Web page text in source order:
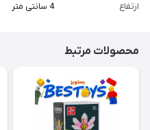
ارتفاع 4 سانتی متر
محصولات مرتبط